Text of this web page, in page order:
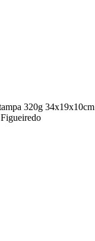
320g 34x19x10cm